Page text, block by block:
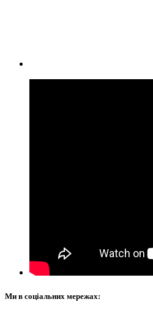
Ми в соціальних мережах: